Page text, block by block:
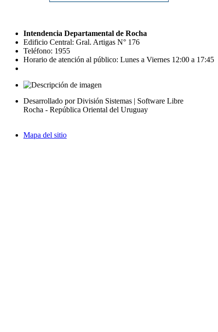
Intendencia Departamental de Rocha
Edificio Central: Gral. Artigas N° 176
Teléfono: 1955
Horario de atención al público: Lunes a Viernes 12:00 a 17:45
Desarrollado por División Sistemas | Software Libre
Rocha - República Oriental del Uruguay
Mapa del sitio